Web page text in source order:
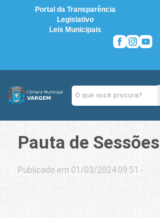
Portal da Transparência
Legislativo
Leis Municipais
Pauta de Sessões
Publicado em 01/03/2024 09:51 -